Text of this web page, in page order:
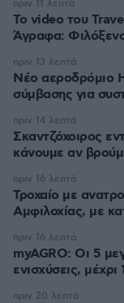
To video του
Άγραφα:
πριν 11 λεπτά
Νέο αεροδρόμιο
σύμβασης για
πριν 13 λεπτά
Σκαντζόχοιρος
κάνουμε αν
πριν 14 λεπτά
Τροχαίο με
Αμφιλοχίας, με
πριν 16 λεπτά
myAGRO: Οι 5
ενισχύσεις, μέχρι
πριν 16 λεπτά
πριν 20 λεπτά